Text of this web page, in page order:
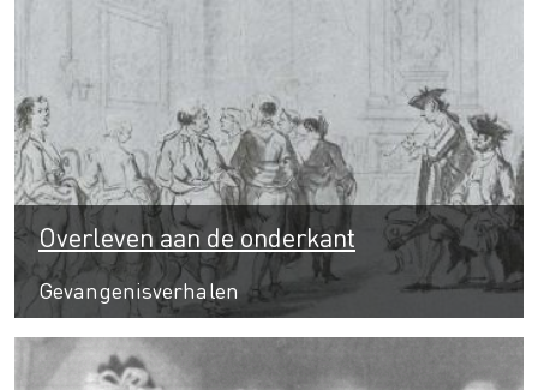
Overleven aan de onderkant
Gevangenisverhalen